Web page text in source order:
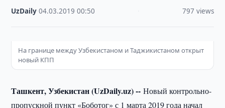
UzDaily ·04.03.2019 ·00:50 797 views
На границе между Узбекистаном и Таджикистаном открыт
новый КПП
Ташкент, Узбекистан (UzDaily.uz) --Новый контрольно-
пропускной пункт «Боботог» с 1 марта 2019 года начал